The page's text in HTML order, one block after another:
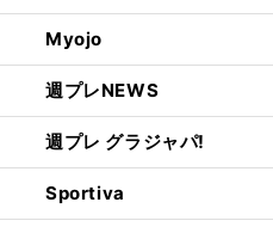
Myojo
週プレNEWS
週プレ グラジャパ!
Sportiva